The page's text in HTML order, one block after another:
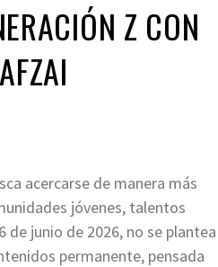
Z CON
acercarse de manera más
jóvenes, talentos
de junio de 2026, no se plantea
permanente, pensada